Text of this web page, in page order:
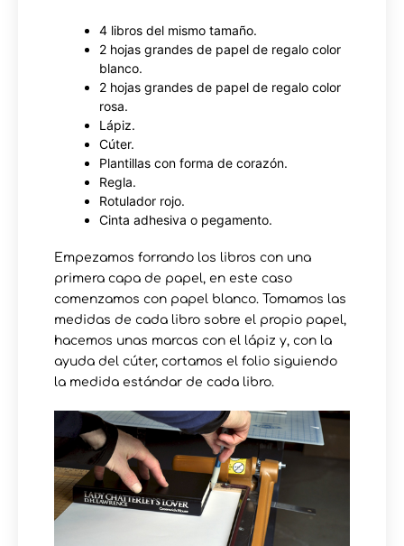
4 libros del mismo tamaño.
2 hojas grandes de papel de regalo color
blanco.
2 hojas grandes de papel de regalo color
rosa.
Lápiz.
Cúter.
Plantillas con forma de corazón.
Regla.
Rotulador rojo.
Cinta adhesiva o pegamento.
Empezamos forrando los libros con una
primera capa de papel, en este caso
comenzamos con papel blanco. Tomamos las
medidas de cada libro sobre el propio papel,
hacemos unas marcas con el lápiz y, con la
ayuda del cúter, cortamos el folio siguiendo
la medida estándar de cada libro.